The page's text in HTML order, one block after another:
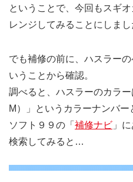
ということで、今回もスギ
レンジしてみることにしまし
でも補修の前に、ハスラー
いうことから確認。
調べると、ハスラーのカラ
M）」というカラーナンバー
ソフト９９の「 補修ナビ 」
検索してみると…